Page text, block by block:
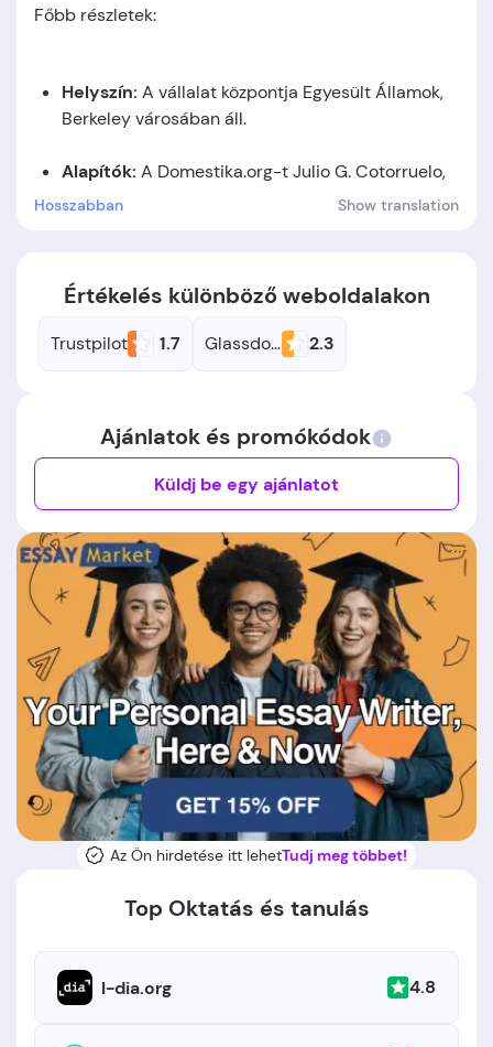
Főbb részletek:
Helyszín: A vállalat központja Egyesült Államok,
Berkeley városában áll.
Alapítók: A Domestika.org-tJulio G. Cotorruelo,
Tomy Pelluz
Hosszabban Show translation
Értékelés különböző weboldalakon
Trustpilot 1.7 Glassdoor 2.3
Ajánlatok és promókódok
Küldj be egy ajánlatot
Az Ön hirdetése itt lehetTudj meg többet!
Top Oktatás és tanulás
I-dia.org 4.8